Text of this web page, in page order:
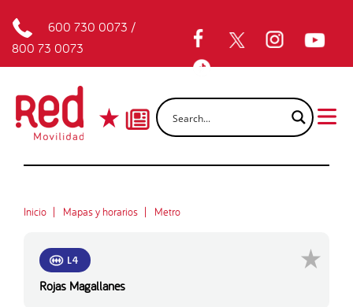
600 730 0073 /
800 73 0073
Inicio Mapas y horarios Metro
L4
Rojas Magallanes